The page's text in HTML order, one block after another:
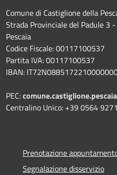
Comune di Castiglione della
Strada Provinciale del Padule 3
Pescaia
Codice Fiscale: 00117100537
Partita IVA: 00117100537
IBAN:
PEC:
Centralino Unico: +39 0564
Prenotazione
Segnalazione disservizio